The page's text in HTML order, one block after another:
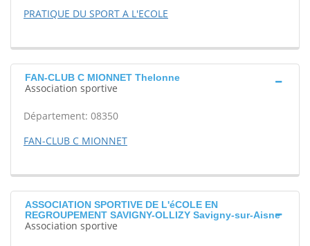
PRATIQUE DU SPORT A L'ECOLE
FAN-CLUB C MIONNET Thelonne
Association sportive
Département: 08350
FAN-CLUB C MIONNET
ASSOCIATION SPORTIVE DE L'éCOLE EN
REGROUPEMENT SAVIGNY-OLLIZY Savigny-sur-Aisne
Association sportive